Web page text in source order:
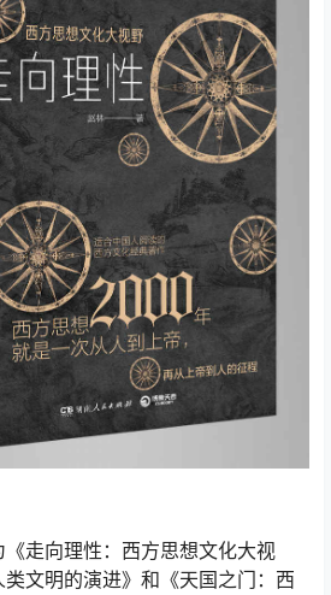
《走向理性：西方思想文化大视
文明的演进》和《天国之门：西